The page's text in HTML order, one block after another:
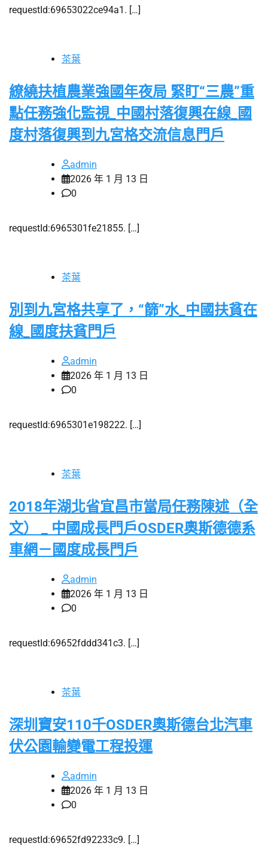
requestId:69653022ce94a1. […]
茶葉
繚繞扶植農業強國年夜局 緊盯“三農”重
點任務強化監視_中國村落復興在線_國
度村落復興到九宮格交流信息門戶
admin
2026 年 1 月 13 日
0
requestId:6965301fe21855. […]
茶葉
別到九宮格共享了，“篩”水_中國扶貧在
線_國度扶貧門戶
admin
2026 年 1 月 13 日
0
requestId:6965301e198222. […]
茶葉
2018年湖北省宜昌市當局任務陳述（全
文） _ 中國成長門戶OSDER奧斯德德系
車網－國度成長門戶
admin
2026 年 1 月 13 日
0
requestId:69652fddd341c3. […]
茶葉
深圳寶安110千OSDER奧斯德台北汽車
伏公園輸變電工程投運
admin
2026 年 1 月 13 日
0
requestId:69652fd92233c9. […]